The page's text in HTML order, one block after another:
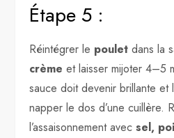
Étape 5 :
Réintégrer le poulet dans la
crème et laisser mijoter 4–5
sauce doit devenir brillante et
napper le dos d’une cuillère.
l’assaisonnement avecsel,